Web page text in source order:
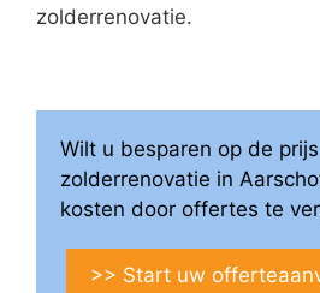
zolderrenovatie.
Wilt u besparen op de
zolderrenovatie in
kosten door offertes te
>> Start uw